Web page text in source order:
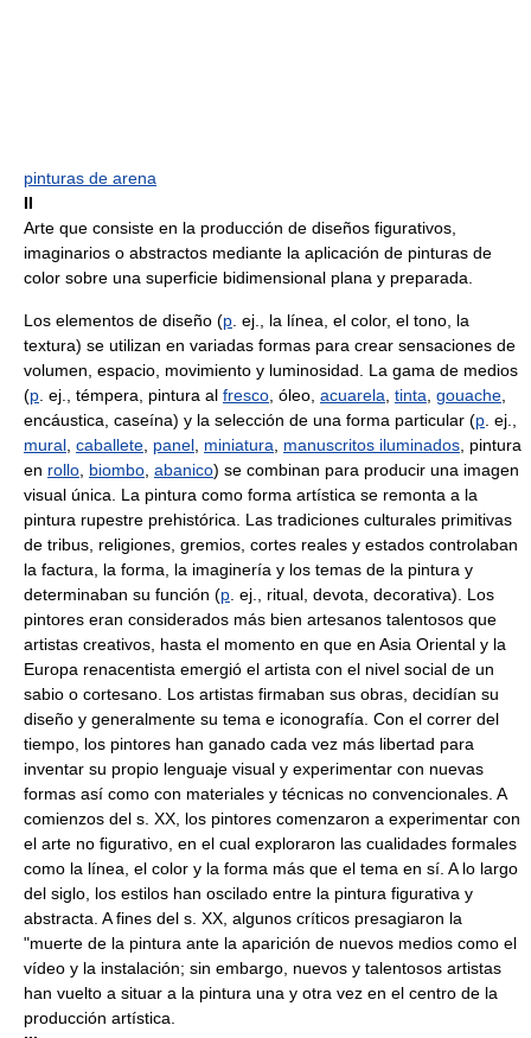
pinturas de arena
II
Arte que consiste en la producción de diseños figurativos,
imaginarios o abstractos mediante la aplicación de pinturas de
color sobre una superficie bidimensional plana y preparada.
Los elementos de diseño (p . ej., la línea, el color, el tono, la
textura) se utilizan en variadas formas para crear sensaciones de
volumen, espacio, movimiento y luminosidad. La gama de medios
(p . ej., témpera, pintura al fresco , óleo, acuarela tinta gouache
encáustica, caseína) y la selección de una forma particular (p . ej.,
mural caballete panel miniatura manuscritos iluminados , pintura
en rollo biombo abanico) se combinan para producir una imagen
visual única. La pintura como forma artística se remonta a la
pintura rupestre prehistórica. Las tradiciones culturales primitivas
de tribus, religiones, gremios, cortes reales y estados controlaban
la factura, la forma, la imaginería y los temas de la pintura y
determinaban su función (p . ej., ritual, devota, decorativa). Los
pintores eran considerados más bien artesanos talentosos que
artistas creativos, hasta el momento en que en Asia Oriental y la
Europa renacentista emergió el artista con el nivel social de un
sabio o cortesano. Los artistas firmaban sus obras, decidían su
diseño y generalmente su tema e iconografía. Con el correr del
tiempo, los pintores han ganado cada vez más libertad para
inventar su propio lenguaje visual y experimentar con nuevas
formas así como con materiales y técnicas no convencionales. A
comienzos del s. XX, los pintores comenzaron a experimentar con
el arte no figurativo, en el cual exploraron las cualidades formales
como la línea, el color y la forma más que el tema en sí. A lo largo
del siglo, los estilos han oscilado entre la pintura figurativa y
abstracta. A fines del s. XX, algunos críticos presagiaron la
"muerte de la pintura ante la aparición de nuevos medios como el
vídeo y la instalación; sin embargo, nuevos y talentosos artistas
han vuelto a situar a la pintura una y otra vez en el centro de la
producción artística.